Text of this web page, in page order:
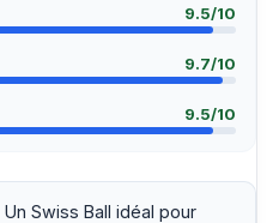
9.5/10
9.7/10
9.5/10
Un Swiss Ball idéal pour